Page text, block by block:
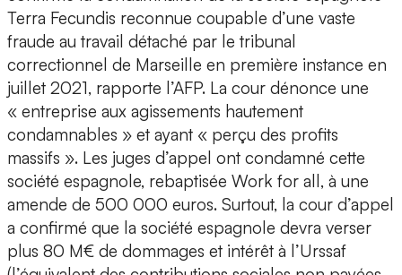
Terra Fecundis reconnue coupable d’une vaste
fraude au travail détaché par le tribunal
correctionnel de Marseille en première instance en
juillet 2021, rapporte l’AFP. La cour dénonce une
« entreprise aux agissements hautement
condamnables » et ayant « perçu des profits
massifs ». Les juges d’appel ont condamné cette
société espagnole, rebaptisée Work for all, à une
amende de 500 000 euros. Surtout, la cour d’appel
a confirmé que la société espagnole devra verser
plus 80 M€ de dommages et intérêt à l’Urssaf